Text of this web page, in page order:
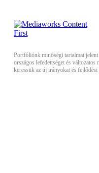
Portfóliónk minőségi tartalmat jelent
országos lefedettséget és
keressük az új irányokat és fejlődési